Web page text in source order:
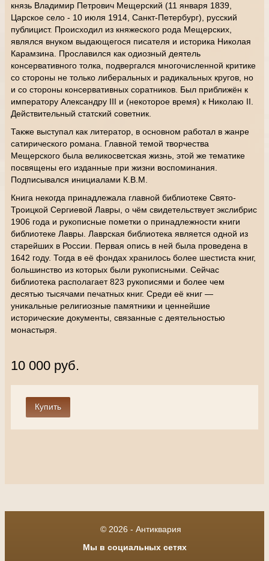
князь Владимир Петрович Мещерский (11 января 1839,
Царское село - 10 июля 1914, Санкт-Петербург), русский
публицист. Происходил из княжеского рода Мещерских,
являлся внуком выдающегося писателя и историка Николая
Карамзина. Прославился как одиозный деятель
консервативного толка, подвергался многочисленной критике
со стороны не только либеральных и радикальных кругов, но
и со стороны консервативных соратников. Был приближён к
императору Александру III и (некоторое время) к Николаю II.
Действительный статский советник.
Также выступал как литератор, в основном работал в жанре
сатирического романа. Главной темой творчества
Мещерского была великосветская жизнь, этой же тематике
посвящены его изданные при жизни воспоминания.
Подписывался инициалами К.В.М.
Книга некогда принадлежала главной библиотеке Свято-
Троицкой Сергиевой Лавры, о чём свидетельствует экслибрис
1906 года и рукописные пометки о принадлежности книги
библиотеке Лавры. Лаврская библиотека является одной из
старейших в России. Первая опись в ней была проведена в
1642 году. Тогда в её фондах хранилось более шестиста книг,
большинство из которых были рукописными. Сейчас
библиотека располагает 823 рукописями и более чем
десятью тысячами печатных книг. Среди её книг —
уникальные религиозные памятники и ценнейшие
исторические документы, связанные с деятельностью
монастыря.
10 000 руб.
© 2026 - Антиквария
Мы в социальных сетях